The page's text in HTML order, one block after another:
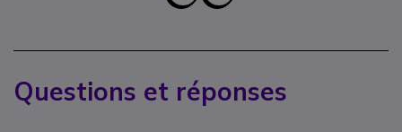
Questions et réponses